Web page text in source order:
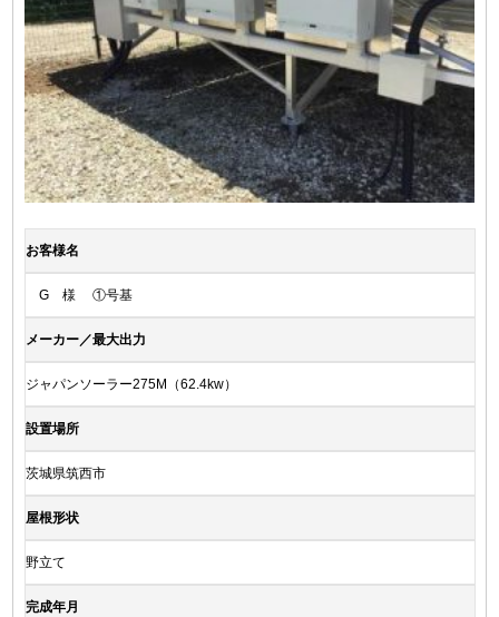
お客様名
G 様 ①号基
メーカー／最大出力
ジャパンソーラー275M（62.4kw）
設置場所
茨城県筑西市
屋根形状
野立て
完成年月